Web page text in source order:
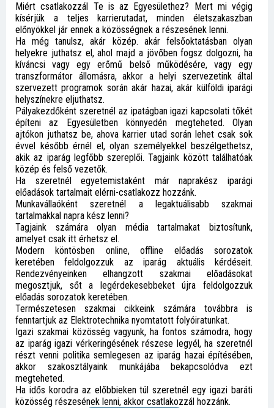
Miért csatlakozzál Te is az Egyesülethez? Mert mi végig
kísérjük a teljes karrierutadat, minden életszakaszban
előnyökkel jár ennek a közösségnek a részesének lenni.
Ha még tanulsz, akár közép. akár felsőoktatásban olyan
helyekre juthatsz el, ahol majd a jövőben fogsz dolgozni, ha
kíváncsi vagy egy erőmű belső működésére, vagy egy
transzformátor állomásra, akkor a helyi szervezetink által
szervezett programok során akár hazai, akár külföldi iparági
helyszínekre eljuthatsz.
Pályakezdőként szeretnél az ipatágban igazi kapcsolati tőkét
építeni az Egyesületben könnyedén megteheted. Olyan
ajtókon juthatsz be, ahova karrier utad során lehet csak sok
évvel később érnél el, olyan személyekkel beszélgethetsz,
akik az iparág legfőbb szereplői. Tagjaink között találhatóak
közép és felső vezetők.
Ha szeretnél egyetemistaként már naprakész iparági
előadások tartalmait elérni-csatlakozz hozzánk.
Munkavállaóként szeretnél a legaktuálisabb szakmai
tartalmakkal napra kész lenni?
Tagjaink számára olyan média tartalmakat biztosítunk,
amelyet csak itt érhetsz el.
Modern köntösben online, offline előadás sorozatok
keretében feldolgozzuk az iparág aktuális kérdéseit.
Rendezvényeinken elhangzott szakmai előadásokat
megosztjuk, sőt a legérdekesebbeket újra feldolgozzuk
előadás sorozatok keretében.
Természetesen szakmai cikkeink számára továbbra is
fenntartjuk az Elektrotechnika nyomtatott folyóiratunkat.
Igazi szakmai közösség vagyunk, ha fontos számodra, hogy
az iparág igazi vérkeringésének részese legyél, ha szeretnél
részt venni politika semlegesen az iparág hazai építésében,
akkor szakosztályaink munkájába bekapcsolódva ezt
megteheted.
Ha idős korodra az előbbieken túl szeretnél egy igazi baráti
közösség részesének lenni, akkor csatlakozzál hozzánk.